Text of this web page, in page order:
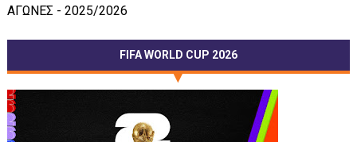
ΑΓΩΝΕΣ - 2025/2026
FIFA WORLD CUP 2026